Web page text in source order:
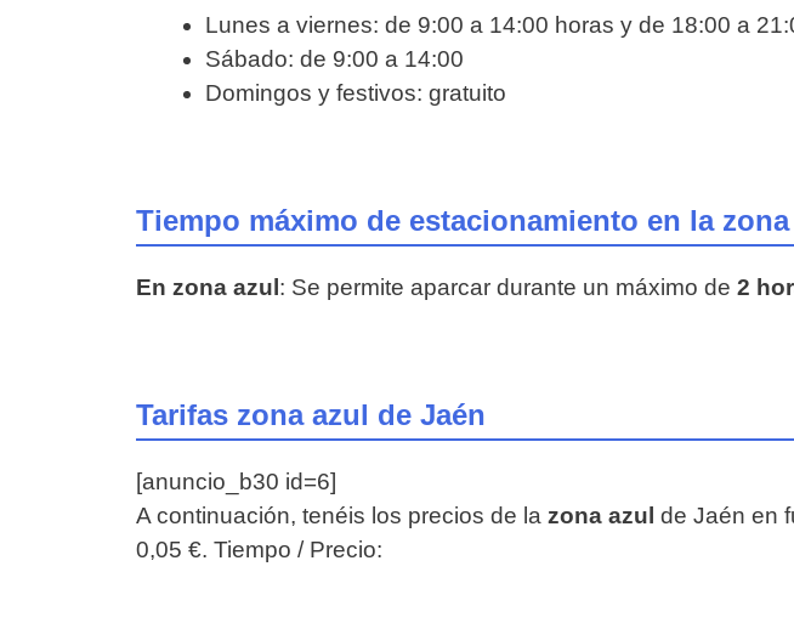
Lunes a viernes: de 9:00 a 14:00 horas y de 18:00 a
Sábado: de 9:00 a 14:00
Domingos y festivos: gratuito
Tiempo máximo de estacionamiento en la
En zona azul : Se permite aparcar durante un máximo de 2
Tarifas zona azul de Jaén
[anuncio_b30 id=6]
A continuación, tenéis los precios de la zona azul de Jaén en
0,05 €. Tiempo / Precio: